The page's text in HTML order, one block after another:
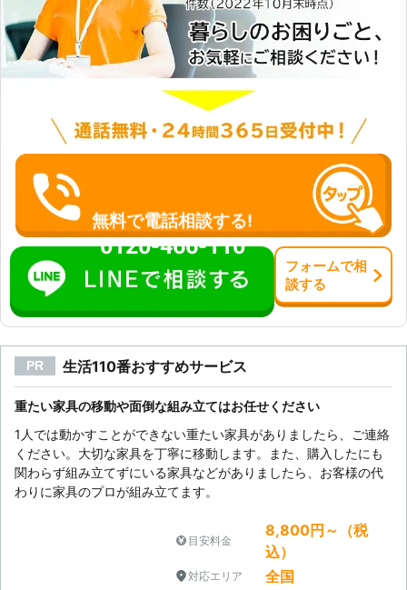
無料で電話相談する!
0120-466-110
フォームで相
談する
PR 生活110番おすすめサービス
重たい家具の移動や面倒な組み立てはお任せください
1人では動かすことができない重たい家具がありましたら、ご連絡
ください。大切な家具を丁寧に移動します。また、購入したにも
関わらず組み立てずにいる家具などがありましたら、お客様の代
わりに家具のプロが組み立てます。
目安料金
8,800円～（税
込）
対応エリア 全国